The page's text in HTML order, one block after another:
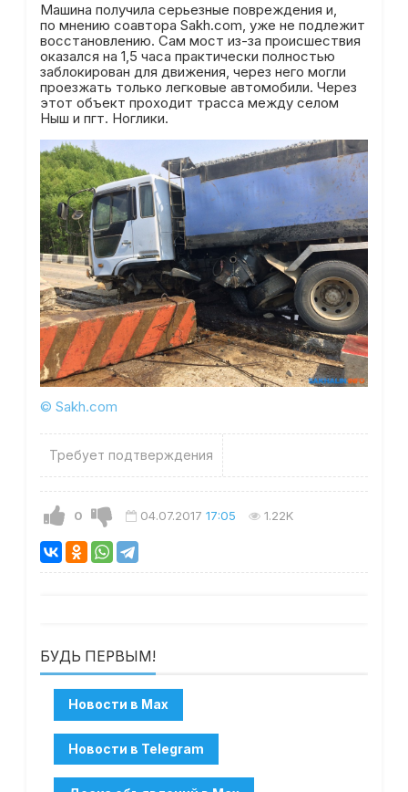
Машина получила серьезные повреждения и,
по мнению соавтора Sakh.com, уже не подлежит
восстановлению. Сам мост из-за происшествия
оказался на 1,5 часа практически полностью
заблокирован для движения, через него могли
проезжать только легковые автомобили. Через
этот объект проходит трасса между селом
Ныш и пгт. Ноглики.
© Sakh.com
Требует подтверждения
0 04.07.2017 17:05 1.22K
БУДЬ ПЕРВЫМ!